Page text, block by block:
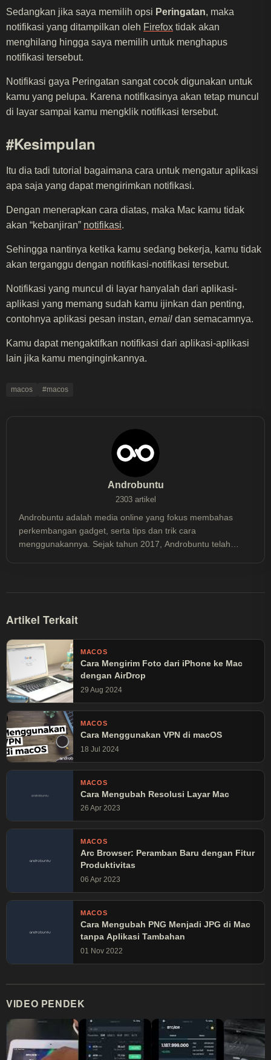
Sedangkan jika saya memilih opsi Peringatan, maka
notifikasi yang ditampilkan oleh Firefox tidak akan
menghilang hingga saya memilih untuk menghapus
notifikasi tersebut.
Notifikasi gaya Peringatan sangat cocok digunakan untuk
kamu yang pelupa. Karena notifikasinya akan tetap muncul
di layar sampai kamu mengklik notifikasi tersebut.
#Kesimpulan
Itu dia tadi tutorial bagaimana cara untuk mengatur aplikasi
apa saja yang dapat mengirimkan notifikasi.
Dengan menerapkan cara diatas, maka Mac kamu tidak
akan “kebanjiran” notifikasi.
Sehingga nantinya ketika kamu sedang bekerja, kamu tidak
akan terganggu dengan notifikasi-notifikasi tersebut.
Notifikasi yang muncul di layar hanyalah dari aplikasi-
aplikasi yang memang sudah kamu ijinkan dan penting,
contohnya aplikasi pesan instan, email dan semacamnya.
Kamu dapat mengaktifkan notifikasi dari aplikasi-aplikasi
lain jika kamu menginginkannya.
macos #macos
Androbuntu
2303 artikel
Androbuntu adalah media online yang fokus membahas
perkembangan gadget, serta tips dan trik cara
menggunakannya. Sejak tahun 2017, Androbuntu telah
Artikel Terkait
MACOS
Cara Mengirim Foto dari iPhone ke Mac
dengan AirDrop
29 Aug 2024
MACOS
Cara Menggunakan VPN di macOS
18 Jul 2024
MACOS
Cara Mengubah Resolusi Layar Mac
26 Apr 2023
MACOS
Arc Browser: Peramban Baru dengan Fitur
Produktivitas
06 Apr 2023
MACOS
Cara Mengubah PNG Menjadi JPG di Mac
tanpa Aplikasi Tambahan
01 Nov 2022
VIDEO PENDEK